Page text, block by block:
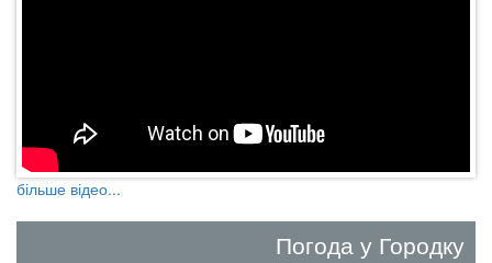
більше відео...
Погода у Городку